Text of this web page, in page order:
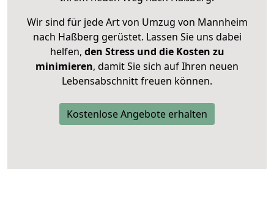
Wir sind für jede Art von Umzug von Mannheim
nach Haßberg gerüstet. Lassen Sie uns dabei
helfen, den Stress und die Kosten zu
minimieren, damit Sie sich auf Ihren neuen
Lebensabschnitt freuen können.
Kostenlose Angebote erhalten